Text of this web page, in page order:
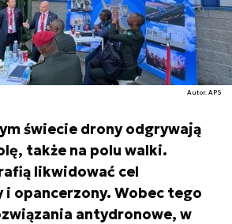
Autor. APS
świecie drony odgrywają
także na polu walki.
likwidować cel
i opancerzony. Wobec tego
antydronowe, w